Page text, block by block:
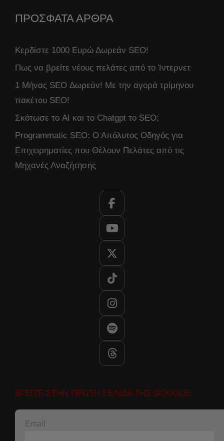
ΠΡΟΣΦΑΤΑ ΑΡΘΡΑ
Κερδίστε 1000 Ευρώ Δωρεάν SEO!
Πως να βρείτε νέους πελάτες από το Ίντερνετ
1 Μήνας SEO Δωρεάν! Με την αγορά τρίμηνου
πακέτου SEO!
Σκότωσε το AI και το Chatgpt το SEO;
Programmatic SEO: Ο Απόλυτος Οδηγός για
Επιχειρηματίες που Θέλουν Πελάτες από τις
Μηχανές Αναζήτησης
ΒΓΕΙΤΕ ΣΤΗΝ ΠΡΩΤΗ ΣΕΛΙΔΑ ΤΗΣ GOOGLE!
Email